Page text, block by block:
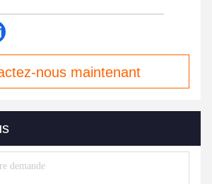
nous maintenant